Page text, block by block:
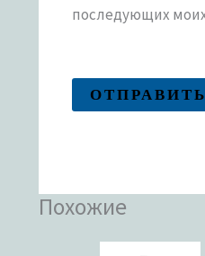
последующих
Похожие